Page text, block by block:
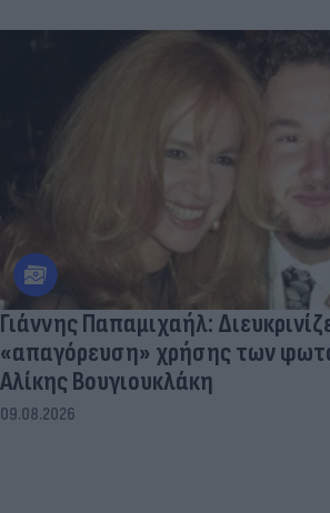
Γιάννης Παπαμιχαήλ:
«απαγόρευση» χρήσης των
Αλίκης Βουγιουκλάκη
09.08.2026